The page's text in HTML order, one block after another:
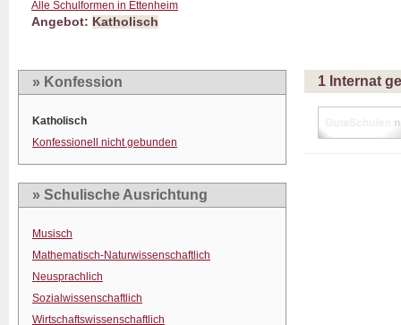
Alle Schulformen in Ettenheim
Angebot: Katholisch
» Konfession
Katholisch
Konfessionell nicht gebunden
» Schulische Ausrichtung
Musisch
Mathematisch-Naturwissenschaftlich
Neusprachlich
Sozialwissenschaftlich
Wirtschaftswissenschaftlich
1 Internat